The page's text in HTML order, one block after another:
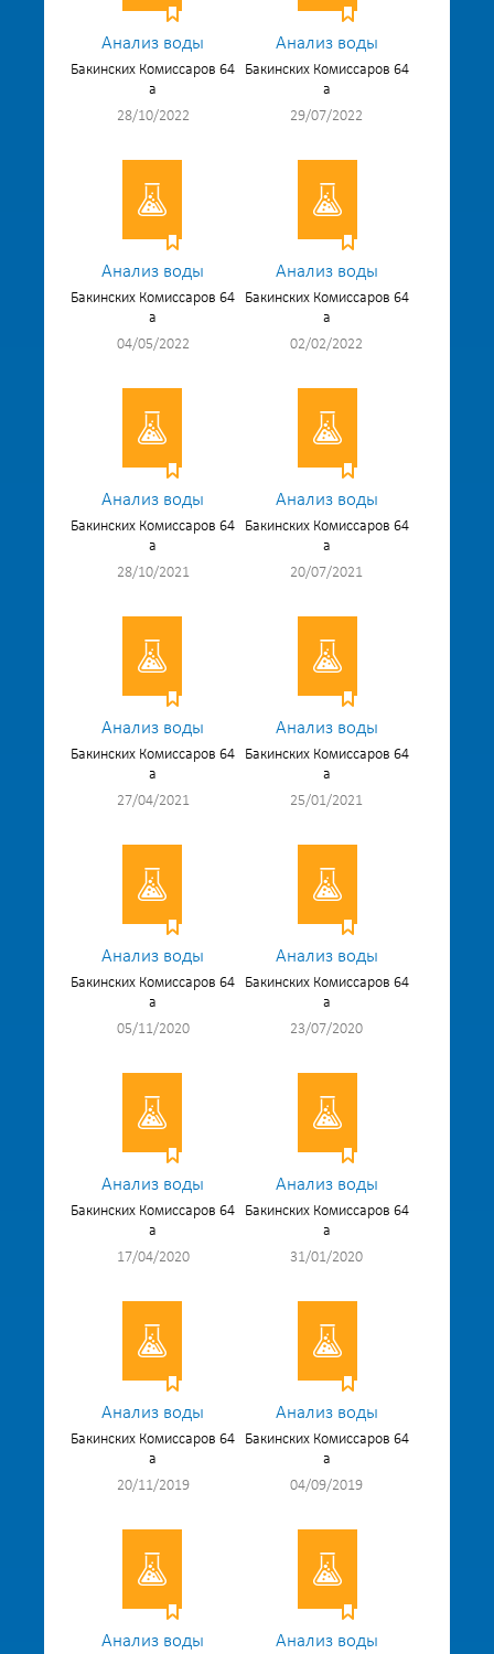
Анализ воды
Бакинских Комиссаров 64
а
28/10/2022
Анализ воды
Бакинских Комиссаров 64
а
29/07/2022
Анализ воды
Бакинских Комиссаров 64
а
04/05/2022
Анализ воды
Бакинских Комиссаров 64
а
02/02/2022
Анализ воды
Бакинских Комиссаров 64
а
28/10/2021
Анализ воды
Бакинских Комиссаров 64
а
20/07/2021
Анализ воды
Бакинских Комиссаров 64
а
27/04/2021
Анализ воды
Бакинских Комиссаров 64
а
25/01/2021
Анализ воды
Бакинских Комиссаров 64
а
05/11/2020
Анализ воды
Бакинских Комиссаров 64
а
23/07/2020
Анализ воды
Бакинских Комиссаров 64
а
17/04/2020
Анализ воды
Бакинских Комиссаров 64
а
31/01/2020
Анализ воды
Бакинских Комиссаров 64
а
20/11/2019
Анализ воды
Бакинских Комиссаров 64
а
04/09/2019
Анализ воды Анализ воды